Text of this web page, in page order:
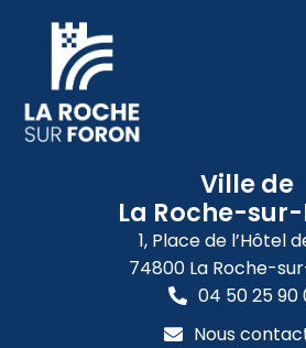
Ville de
La Roche-
1, Place de l’Hôtel
74800 La Roche-
04 50 25 90
Nous